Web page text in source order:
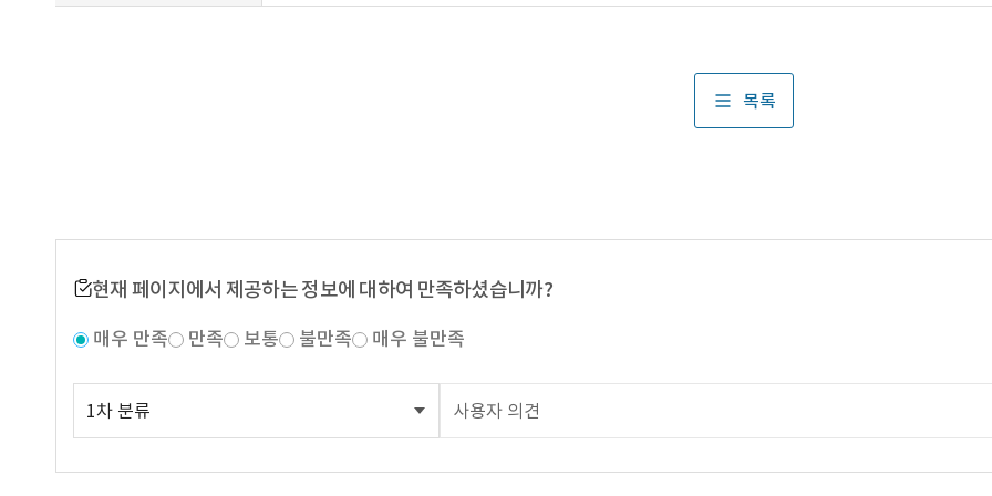
목록
현재 페이지에서 제공하는 정보에 대하여 만족하셨습니까?
매우 만족 만족 보통 불만족 매우 불만족